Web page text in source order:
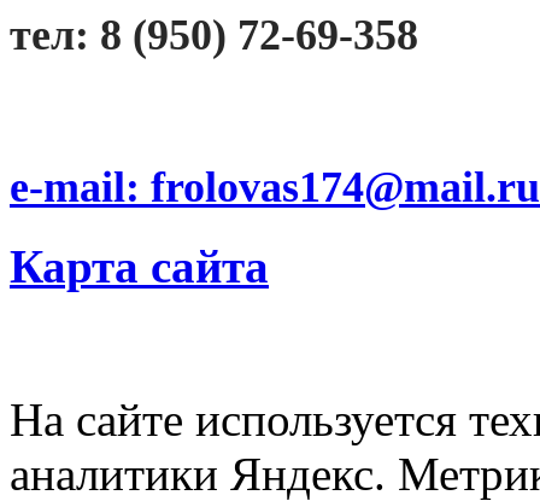
тел: 8 (950) 72-69-358
e-mail: frolovas174@mail.ru
Карта сайта
На сайте используется
аналитики Яндекс.